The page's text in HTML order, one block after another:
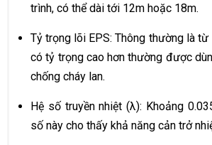
trình, có thể dài tới 12m hoặc 18m.
Tỷ trọng lõi EPS: Thông thường là
có tỷ trọng cao hơn thường được
chống cháy lan.
Hệ số truyền nhiệt (λ): Khoảng
số này cho thấy khả năng cản trở